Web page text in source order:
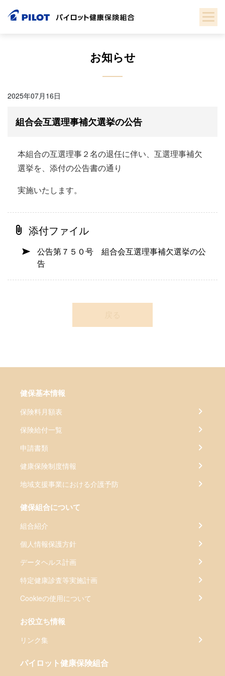
お知らせ
2025年07月16日
組合会互選理事補欠選挙の公告
本組合の互選理事２名の退任に伴い、互選理事補欠
選挙を、添付の公告書の通り
実施いたします。
添付ファイル
公告第７５０号 組合会互選理事補欠選挙の公
告
健保基本情報
保険料月額表
保険給付一覧
申請書類
健康保険制度情報
地域支援事業における介護予防
健保組合について
組合紹介
個人情報保護方針
データヘルス計画
特定健康診査等実施計画
Cookieの使用について
お役立ち情報
リンク集
パイロット健康保険組合